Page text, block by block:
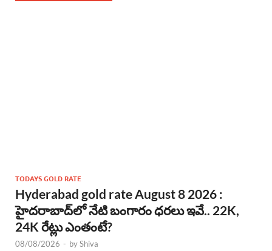
TODAYS GOLD RATE
Hyderabad gold rate August 8 2026 :
హైదరాబాద్‌లో నేటి బంగారం ధరలు ఇవే.. 22K,
24K రేట్లు ఎంతంటే?
08/08/2026 - byShiva